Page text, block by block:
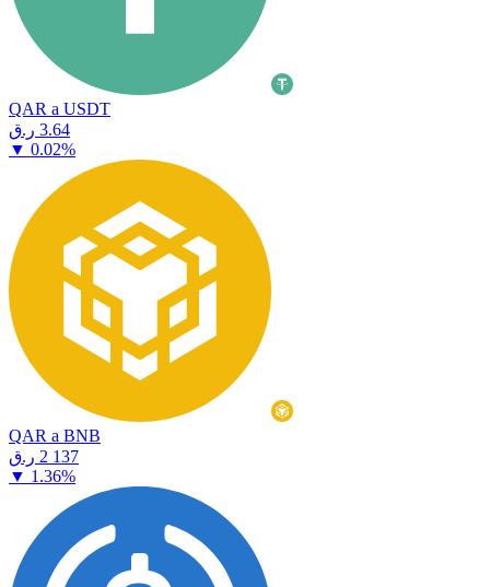
QAR a USDT
⁦ر.ق⁩ 3.64
▼ 0.02%
QAR a BNB
⁦ر.ق⁩ 2 137
▼ 1.36%